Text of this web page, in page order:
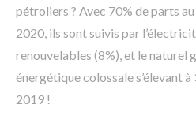
pétroliers ? Avec 70% de parts
2020, ils sont suivis par
renouvelables (8%), et le naturel
énergétique colossale s’élevant à
2019 !